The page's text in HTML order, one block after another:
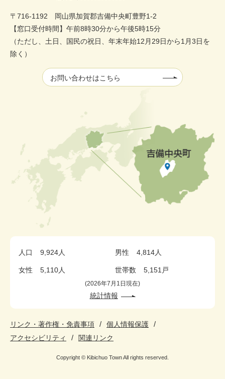
〒716-1192 岡山県加賀郡吉備中央町豊野1-2
【窓口受付時間】午前8時30分から午後5時15分
（ただし、土日、国民の祝日、年末年始12月29日から1月3日を
除く）
お問い合わせはこちら
人口 9,924人 男性 4,814人
女性 5,110人 世帯数 5,151戸
2026年7月1日現在
統計情報
リンク・著作権・免責事項
個人情報保護
アクセシビリティ
関連リンク
Copyright © Kibichuo Town All rights reserved.